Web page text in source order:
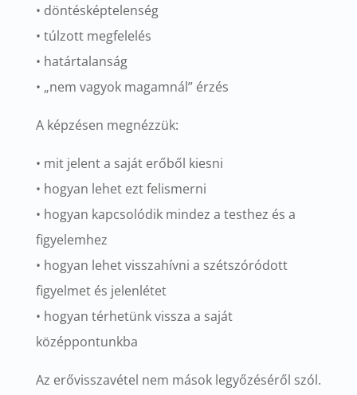
• döntésképtelenség
• túlzott megfelelés
• határtalanság
• „nem vagyok magamnál” érzés
A képzésen megnézzük:
• mit jelent a saját erőből kiesni
• hogyan lehet ezt felismerni
• hogyan kapcsolódik mindez a testhez és a
figyelemhez
• hogyan lehet visszahívni a szétszóródott
figyelmet és jelenlétet
• hogyan térhetünk vissza a saját
középpontunkba
Az erővisszavétel nem mások legyőzéséről szól.